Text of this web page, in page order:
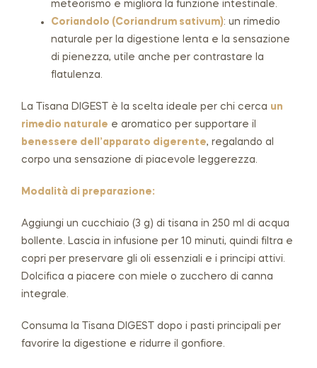
meteorismo e migliora la funzione intestinale.
Coriandolo (Coriandrum sativum): un rimedio
naturale per la digestione lenta e la sensazione
di pienezza, utile anche per contrastare la
flatulenza.
La Tisana DIGEST è la scelta ideale per chi cerca un
rimedio naturale e aromatico per supportare il
benessere dell’apparato digerente, regalando al
corpo una sensazione di piacevole leggerezza.
Modalità di preparazione:
Aggiungi un cucchiaio (3 g) di tisana in 250 ml di acqua
bollente. Lascia in infusione per 10 minuti, quindi filtra e
copri per preservare gli oli essenziali e i principi attivi.
Dolcifica a piacere con miele o zucchero di canna
integrale.
Consuma la Tisana DIGEST dopo i pasti principali per
favorire la digestione e ridurre il gonfiore.